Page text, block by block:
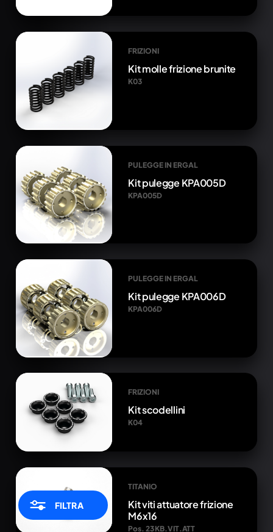
FILTRA
FRIZIONI
Kit molle frizione brunite
K03
PULEGGE IN ERGAL
Kit pulegge KPA005D
KPA005D
PULEGGE IN ERGAL
Kit pulegge KPA006D
KPA006D
FRIZIONI
Kit scodellini
K04
TITANIO
Kit viti attuatore frizione
M6x16
Pos. 23 KB.VIT.ATT